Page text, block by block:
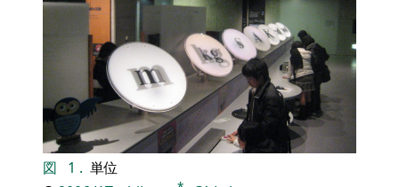
図 1 . 単位